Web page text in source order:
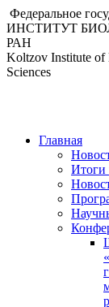
Федеральное
ИНСТИТУТ
РАН
Koltzov Institute of
Sciences
Главная
Итоги